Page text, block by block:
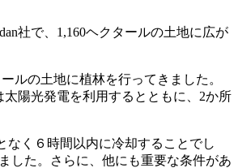
社で、1,160ヘクタールの土地に広が
ルの土地に植林を行ってきました。
陽光発電を利用するとともに、2か所
なく６時間以内に冷却することでし
した。さらに、他にも重要な条件があ